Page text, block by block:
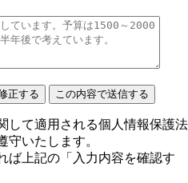
して適用される個人情報保護法
守いたします。
ば上記の「入力内容を確認す